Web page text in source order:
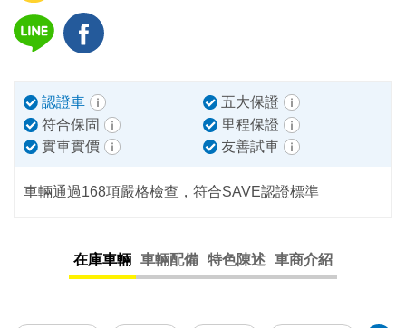
認證車
五大保證
符合保固
里程保證
實車實價
友善試車
車輛通過168項嚴格檢查，符合SAVE認證標準
在庫車輛 車輛配備 特色陳述 車商介紹